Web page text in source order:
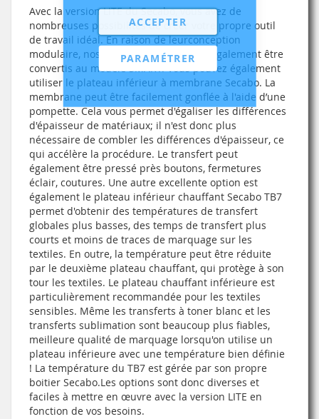
ACCEPTER
PARAMÉTRER
Avec la version LITE du Secabo, vous avez de
nombreuses possibilités de créer votre propre outil
de travail idéal. En raison de leurconception
modulaire, nos modèles LITE peuvent également être
convertis au modèle SMART. Vous pouvez également
utiliser le plateau inférieur à membrane Secabo. La
membrane peut être facilement gonflée à l'aide d’une
pompette. Cela vous permet d'égaliser les différences
d'épaisseur de matériaux; il n'est donc plus
nécessaire de combler les différences d'épaisseur, ce
qui accélère la procédure. Le transfert peut
également être pressé près boutons, fermetures
éclair, coutures. Une autre excellente option est
également le plateau inférieur chauffant Secabo TB7
permet d'obtenir des températures de transfert
globales plus basses, des temps de transfert plus
courts et moins de traces de marquage sur les
textiles. En outre, la température peut être réduite
par le deuxième plateau chauffant, qui protège à son
tour les textiles. Le plateau chauffant inférieure est
particulièrement recommandée pour les textiles
sensibles. Même les transferts à toner blanc et les
transferts sublimation sont beaucoup plus fiables,
meilleure qualité de marquage lorsqu'on utilise un
plateau inférieure avec une température bien définie
! La température du TB7 est gérée par son propre
boitier Secabo.Les options sont donc diverses et
faciles à mettre en œuvre avec la version LITE en
fonction de vos besoins.